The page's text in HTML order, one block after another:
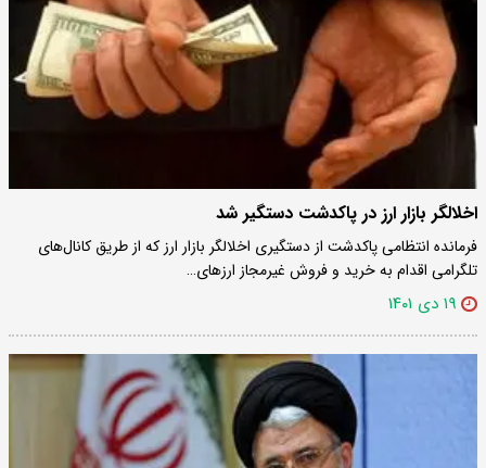
اخلالگر بازار ارز در پاکدشت دستگیر شد
فرمانده انتظامی پاکدشت از دستگیری اخلالگر بازار ارز که از طریق کانال‌های
تلگرامی اقدام به خرید و فروش غیرمجاز ارزهای…
۱۹ دی ۱۴۰۱